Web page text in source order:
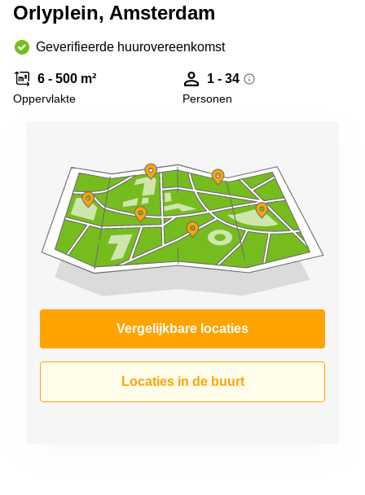
Coworking
Hilversum
Coworking
space
Zwolle
Kantoor
Hengelo
Bedrijfsruimte
Huren in
Nijmegen
Orlyplein, Amsterdam
Geverifieerde huurovereenkomst
6 - 500 m²
Oppervlakte
1 - 34
Personen
Vergelijkbare locaties
Locaties in de buurt